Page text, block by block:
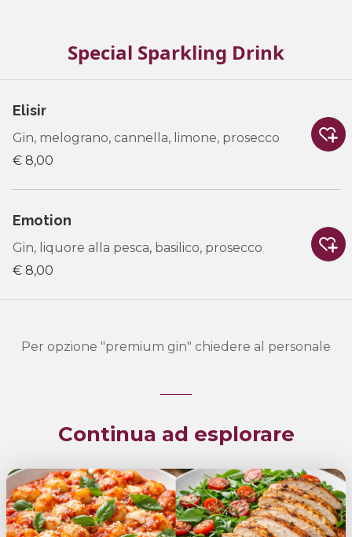
Special Sparkling Drink
Elisir
Gin, melograno, cannella, limone, prosecco
€ 8,00
Emotion
Gin, liquore alla pesca, basilico, prosecco
€ 8,00
Per opzione "premium gin" chiedere al personale
Continua ad esplorare